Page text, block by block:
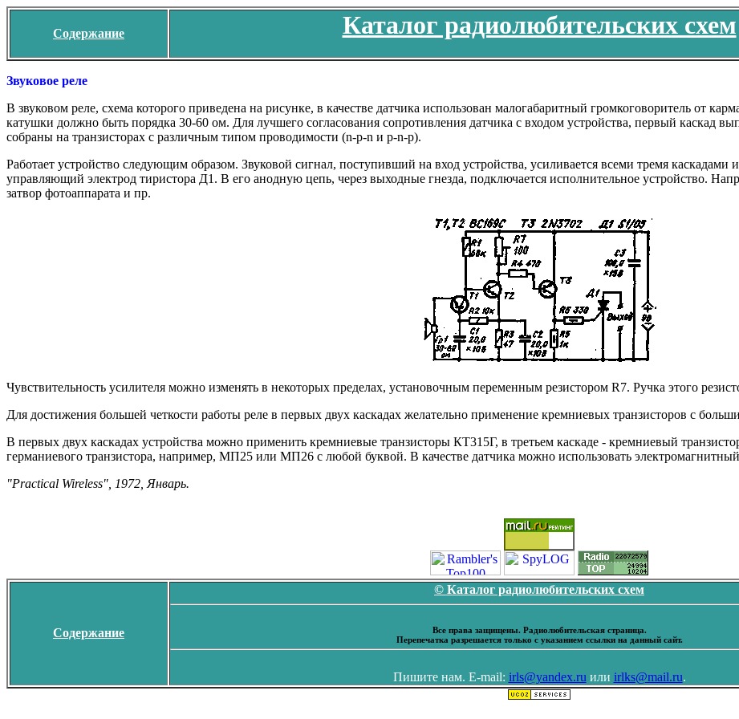
Содержание Каталог радиолюбительских схем
Звуковое реле
В звуковом реле, схема которого приведена на рисунке, в качестве датчика использован малогабаритный громкоговоритель от
катушки должно быть порядка 30-60 ом. Для лучшего согласования сопротивления датчика с входом устройства, первый каскад
собраны на транзисторах с различным типом проводимости (n-p-n и p-n-p).
Работает устройство следующим образом. Звуковой сигнал, поступивший на вход устройства, усиливается всеми тремя
управляющий электрод тиристора Д1. В его анодную цепь, через выходные гнезда, подключается исполнительное устройство.
затвор фотоаппарата и пр.
Чувствительность усилителя можно изменять в некоторых пределах, установочным переменным резистором R7. Ручка этого
Для достижения большей четкости работы реле в первых двух каскадах желательно применение кремниевых транзисторов с
В первых двух каскадах устройства можно применить кремниевые транзисторы КТ315Г, в третьем каскаде - кремниевый
германиевого транзистора, например, МП25 или МП26 с любой буквой. В качестве датчика можно использовать
"Practical Wireless", 1972, Январь.
Содержание
© Каталог радиолюбительских схем
Все права защищены. Радиолюбительская страница.
Перепечатка разрешается только с указанием ссылки на данный сайт.
Пишите нам. E-mail: irls@yandex.ru или irlks@mail.ru.